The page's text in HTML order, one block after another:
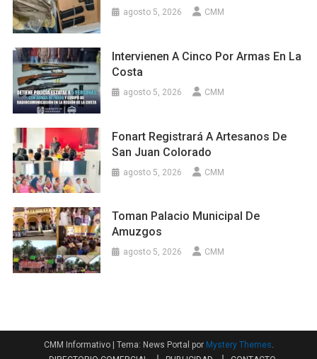
agosto 5, 2026 CMM
Intervienen A Cinco Por Armas En La
Costa
agosto 5, 2026 CMM
Fonart Registrará A Artesanos De
San Juan Colorado
agosto 5, 2026 CMM
Toman Palacio Municipal De
Amuzgos
agosto 5, 2026 CMM
CMM Informativo Tema: News Portal por Mystery Themes.